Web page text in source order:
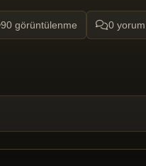
90 görüntülenme 0 yorum